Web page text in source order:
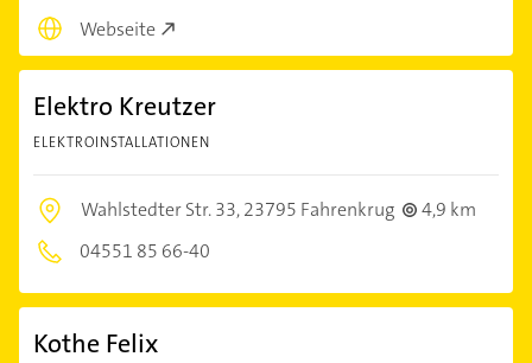
Webseite
Elektro Kreutzer
ELEKTROINSTALLATIONEN
Wahlstedter Str. 33,23795 Fahrenkrug
4,9 km
04551 85 66-40
Kothe Felix